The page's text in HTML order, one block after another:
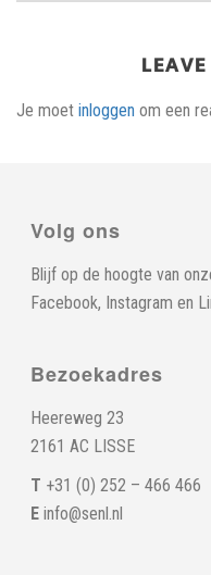
Je moet inloggen om een
Volg ons
Blijf op de hoogte van
Facebook, Instagram en
Bezoekadres
Heereweg 23
2161 AC LISSE
T +31 (0) 252 – 466 466
E info@senl.nl